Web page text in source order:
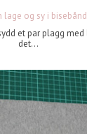
lage og sy i bisebånd
et par plagg med
det...